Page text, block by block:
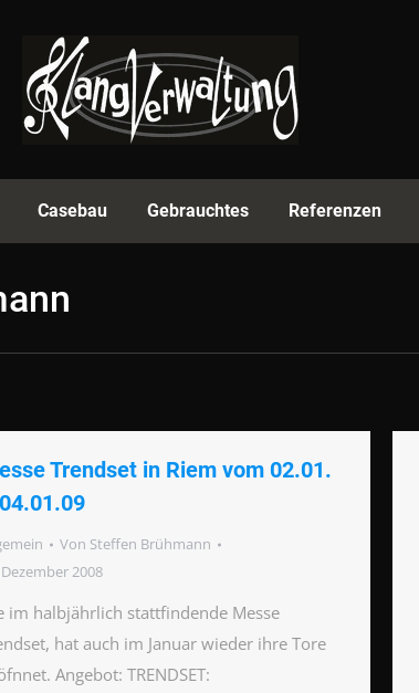
Casebau Gebrauchtes Referenzen
Trendset in Riem vom 02.01.
Von Steffen Brühmann
2008
im halbjährlich stattfindende Messe
hat auch im Januar wieder ihre Tore
Angebot: TRENDSET:
Equipment